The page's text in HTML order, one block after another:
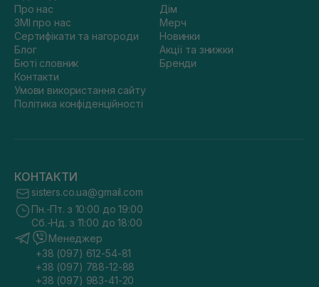
Про нас
ЗМІ про нас
Сертифікати та нагороди
Блог
Бюті словник
Контакти
Умови використання сайту
Політика конфіденційності
Дім
Мерч
Новинки
Акції та знижки
Бренди
КОНТАКТИ
sisters.co.ua@gmail.com
Пн.-Пт. з 10:00 до 19:00
Сб.-Нд. з 11:00 до 18:00
Менеджер
+38 (097) 612-54-81
+38 (097) 788-12-88
+38 (097) 983-41-20